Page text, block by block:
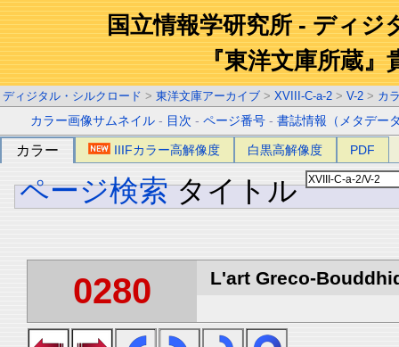
国立情報学研究所 - ディジ
『東洋文庫所蔵』
ディジタル・シルクロード > 東洋文庫アーカイブ > XVIII-C-a-2 > V-2 > カ
カラー画像サムネイル - 目次 -ページ番号 -書誌情報（メタデー
カラー IIIFカラー高解像度 白黒高解像度 PDF
ページ検索 タイトル
0280 L'art Greco-